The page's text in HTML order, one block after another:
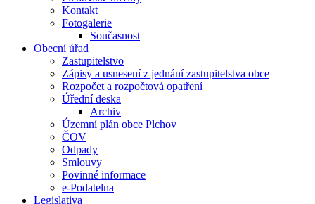
Kontakt
Fotogalerie
Současnost
Obecní úřad
Zastupitelstvo
Zápisy a usnesení z jednání zastupitelstva obce
Rozpočet a rozpočtová opatření
Úřední deska
Archiv
Územní plán obce Plchov
ČOV
Odpady
Smlouvy
Povinné informace
e-Podatelna
Legislativa